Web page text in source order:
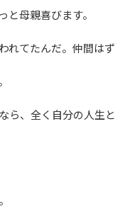
と母親喜びます。
れてたんだ。仲間は
ら、全く自分の人生